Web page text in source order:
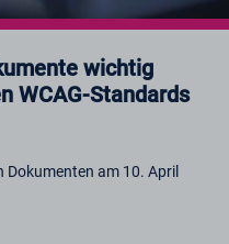
wichtig
WCAG-Standards
am 10. April